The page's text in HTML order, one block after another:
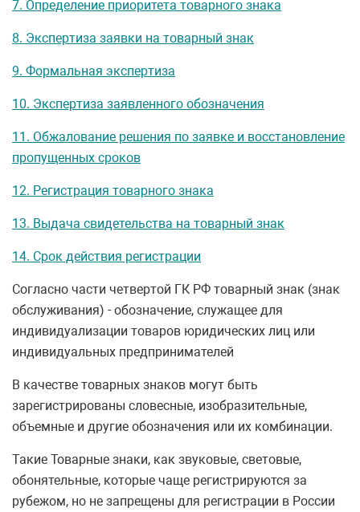
7. Определение приоритета товарного знака
8. Экспертиза заявки на товарный знак
9. Формальная экспертиза
10. Экспертиза заявленного обозначения
11. Обжалование решения по заявке и восстановление
пропущенных сроков
12. Регистрация товарного знака
13. Выдача свидетельства на товарный знак
14. Срок действия регистрации
Согласно части четвертой ГК РФ товарный знак (знак
обслуживания) - обозначение, служащее для
индивидуализации товаров юридических лиц или
индивидуальных предпринимателей
В качестве товарных знаков могут быть
зарегистрированы словесные, изобразительные,
объемные и другие обозначения или их комбинации.
Такие Товарные знаки, как звуковые, световые,
обонятельные, которые чаще регистрируются за
рубежом, но не запрещены для регистрации в России